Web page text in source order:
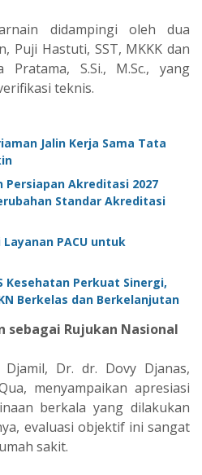
didampingi oleh dua
Puji Hastuti, SST, MKKK dan
S.Si., M.Sc., yang
teknis.
Jalin Kerja Sama Tata
Persiapan Akreditasi 2027
Standar Akreditasi
Layanan PACU untuk
Kesehatan Perkuat Sinergi,
Berkelas dan Berkelanjutan
sebagai Rujukan Nasional
Dr. dr. Dovy Djanas,
menyampaikan apresiasi
berkala yang dilakukan
evaluasi objektif ini sangat
sakit.